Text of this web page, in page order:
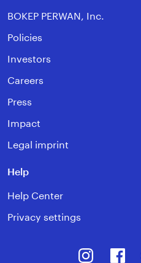
BOKEP PERWAN, Inc.
Policies
Investors
Careers
Press
Impact
Legal imprint
Help
Help Center
Privacy settings